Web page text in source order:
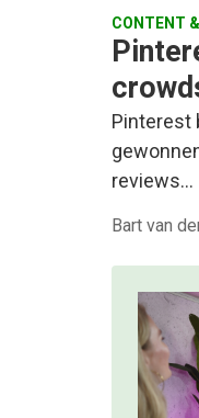
CONTENT
Pinterest
reviews…
Bart van